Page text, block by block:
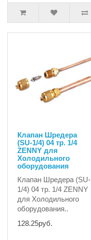
Клапан Шредера
(SU-1/4) 04 тр. 1/4
ZENNY для
Холодильного
оборудования
Клапан Шредера (SU-
1/4) 04 тр. 1/4 ZENNY
для Холодильного
оборудования..
128.25руб.